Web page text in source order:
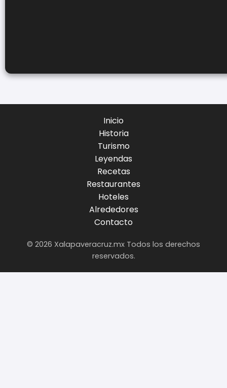
Inicio
Historia
Turismo
Leyendas
Recetas
Restaurantes
Hoteles
Alrededores
Contacto
© 2026 Xalapaveracruz.mx Todos los derechos
reservados.